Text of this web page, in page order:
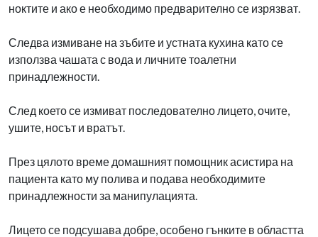
ноктите и ако е необходимо предварително се изрязват.
Следва измиване на зъбите и устната кухина като се
използва чашата с вода и личните тоалетни
принадлежности.
След което се измиват последователно лицето, очите,
ушите, носът и вратът.
През цялото време домашният помощник асистира на
пациента като му полива и подава необходимите
принадлежности за манипулацията.
Лицето се подсушава добре, особено гънките в областта